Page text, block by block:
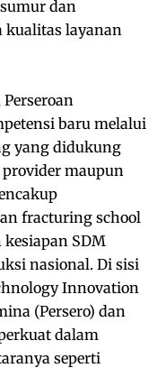
dan
kualitas layanan
baru melalui
yang didukung
maupun
fracturing school
SDM
nasional. Di sisi
Innovation
(Persero) dan
dalam
seperti